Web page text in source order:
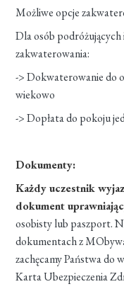
Możliwe opcje
Dla osób
zakwaterowania:
-> Dokwaterowanie do
wiekowo
-> Dopłata do pokoju
Dokumenty:
Każdy uczestnik
dokument
osobisty lub paszport.
dokumentach z
zachęcamy Państwa
Karta Ubezpieczenia